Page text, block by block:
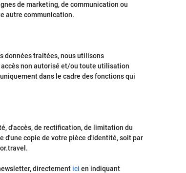
de marketing, de communication ou
autre communication.
données traitées, nous utilisons
non autorisé et/ou toute utilisation
dans le cadre des fonctions qui
d'accès, de rectification, de limitation du
d'une copie de votre pièce d'identité, soit par
directement ici en indiquant